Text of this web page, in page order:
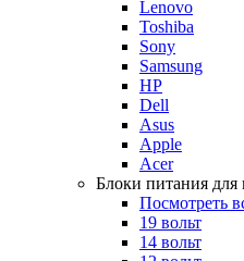
Lenovo
Toshiba
Sony
Samsung
HP
Dell
Asus
Apple
Acer
Блоки питания для
Посмотреть
19 вольт
14 вольт